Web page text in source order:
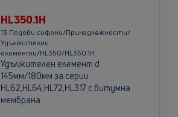
HL350.1H
13 Подови сифони/Принадлежности/
Удължителни
елементи/HL350/HL350.1H
Удължителен елемент d
145мм/180мм за серии
HL62,HL64,HL72,HL317 с битумна
мембрана